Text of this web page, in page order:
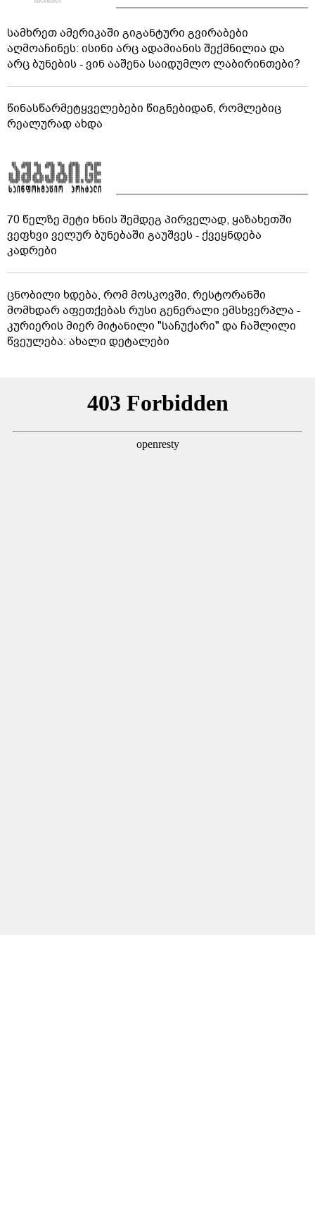
სამხრეთ ამერიკაში გიგანტური გვირაბები
აღმოაჩინეს: ისინი არც ადამიანის შექმნილია და
არც ბუნების - ვინ ააშენა საიდუმლო ლაბირინთები?
წინასწარმეტყველებები წიგნებიდან, რომლებიც
რეალურად ახდა
70 წელზე მეტი ხნის შემდეგ პირველად, ყაზახეთში
ვეფხვი ველურ ბუნებაში გაუშვეს - ქვეყნდება
კადრები
ცნობილი ხდება, რომ მოსკოვში, რესტორანში
მომხდარ აფეთქებას რუსი გენერალი ემსხვერპლა -
კურიერის მიერ მიტანილი "საჩუქარი" და ჩაშლილი
წვეულება: ახალი დეტალები